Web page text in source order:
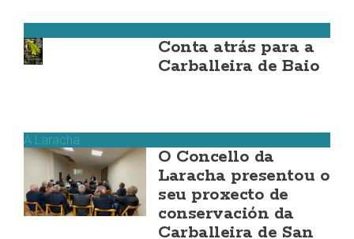
Conta atrás para a
Carballeira de Baio
A Laracha
O Concello da
Laracha presentou o
seu proxecto de
conservación da
Carballeira de San